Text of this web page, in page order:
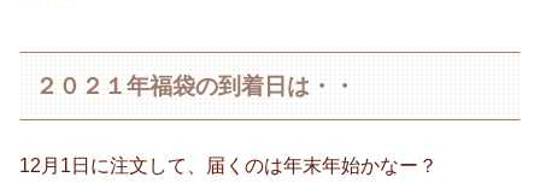
２０２１年福袋の到着日は・・
12月1日に注文して、届くのは年末年始かなー？